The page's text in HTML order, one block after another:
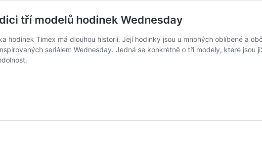
tří modelů hodinek Wednesday
hodinek Timex má dlouhou historii. Její hodinky jsou u mnohých oblíbené a
seriálem Wednesday. Jedná se konkrétně o tři modely, které